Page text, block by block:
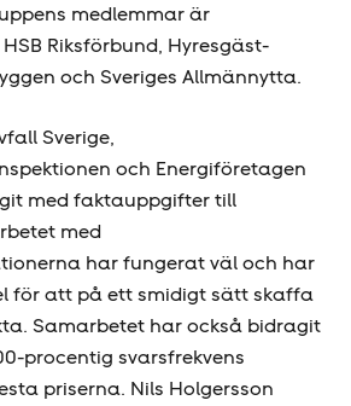
medlemmar är
Riksförbund, Hyresgäst­
och Sveriges Allmännytta.
Sverige,
och Energiföretagen
med faktauppgifter till
med
har fungerat väl och har
för att på ett smidigt sätt skaffa
Samarbetet har också bidragit
procentig svarsfrekvens
priserna. Nils Holgersson